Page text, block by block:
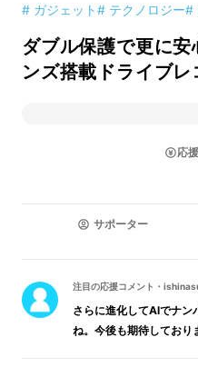
# ガジェット# テクノロジー#
ダブル保護で更に
ンズ搭載ドライブ
応
サポーター
注目の応援コメント ・
さらに進化してAlでナン
ね。今後も期待しており